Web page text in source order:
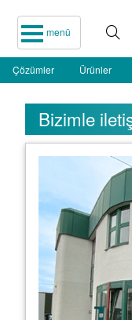
menü
Çözümler Ürünler
Bizimle